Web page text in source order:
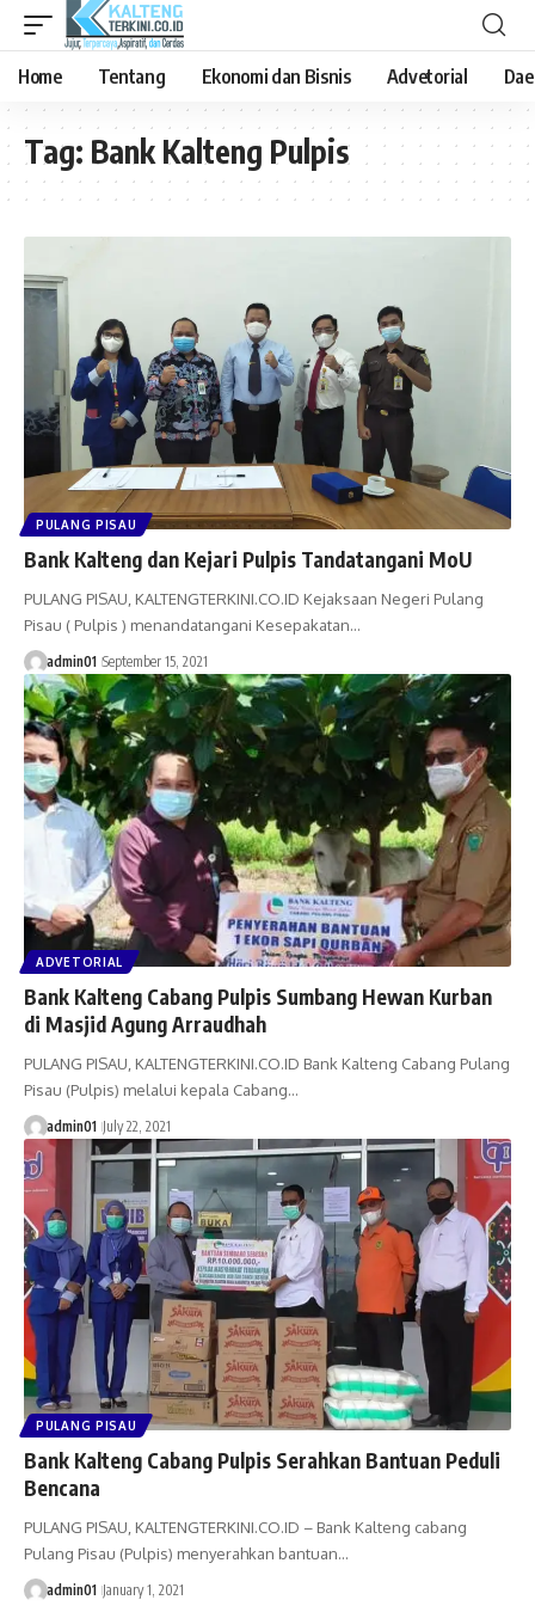
Home Tentang Ekonomi dan Bisnis Advetorial
Tag: Bank Kalteng Pulpis
PULANG PISAU
Bank Kalteng dan Kejari Pulpis Tandatangani MoU
PULANG PISAU, KALTENGTERKINI.CO.ID Kejaksaan Negeri Pulang
Pisau ( Pulpis ) menandatangani Kesepakatan…
admin01 September 15, 2021
ADVETORIAL
Bank Kalteng Cabang Pulpis Sumbang Hewan Kurban
di Masjid Agung Arraudhah
PULANG PISAU, KALTENGTERKINI.CO.ID Bank Kalteng Cabang Pulang
Pisau (Pulpis) melalui kepala Cabang…
admin01 July 22, 2021
PULANG PISAU
Bank Kalteng Cabang Pulpis Serahkan Bantuan Peduli
Bencana
PULANG PISAU, KALTENGTERKINI.CO.ID – Bank Kalteng cabang
Pulang Pisau (Pulpis) menyerahkan bantuan…
admin01 January 1, 2021